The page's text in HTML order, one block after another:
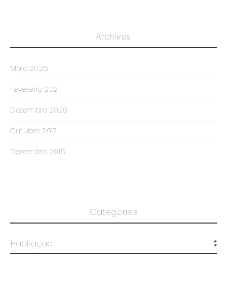
Archives
Maio 2026
Fevereiro 2021
Dezembro 2020
Outubro 2017
Dezembro 2016
Categories